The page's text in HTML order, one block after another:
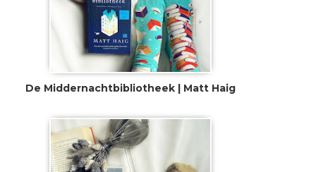
De Middernachtbibliotheek | Matt Haig